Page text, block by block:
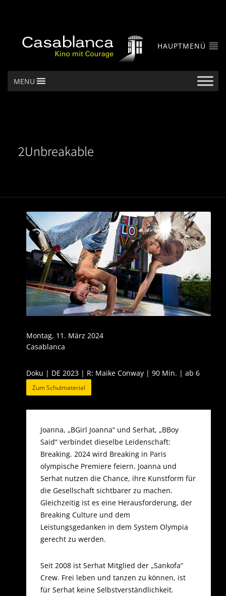
HAUPTMENÜ
MENU
2Unbreakable
Joanna, „BGirl Joanna“ und Serhat, „BBoy
Said“ verbindet dieselbe Leidenschaft:
Breaking. 2024 wird Breaking in Paris
olympische Premiere feiern. Joanna und
Serhat nutzen die Chance, ihre Kunstform für
die Gesellschaft sichtbarer zu machen.
Gleichzeitig ist es eine Herausforderung, der
Breaking Culture und dem
Leistungsgedanken in dem System Olympia
gerecht zu werden.
Seit 2008 ist Serhat Mitglied der „Sankofa“
Crew. Frei leben und tanzen zu können, ist
für Serhat keine Selbstverständlichkeit.
Montag, 11. März 2024
Casablanca
Doku | DE 2023 | R: Maike Conway | 90 Min. | ab 6
Zum Schulmaterial